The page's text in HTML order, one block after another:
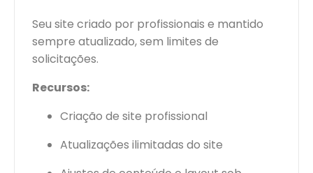
Seu site criado por profissionais e mantido
sempre atualizado, sem limites de
solicitações.
Recursos:
Criação de site profissional
Atualizações ilimitadas do site